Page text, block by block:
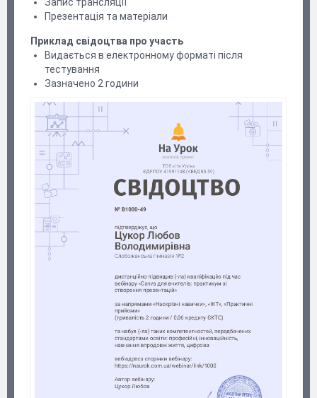
Презентація та матеріали
Приклад свідоцтва про участь
Видається в електронному форматі після
тестування
Зазначено 2 години